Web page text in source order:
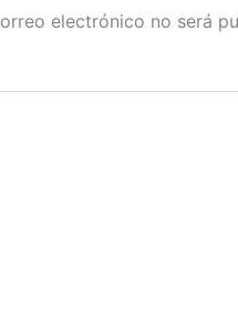
electrónico no será